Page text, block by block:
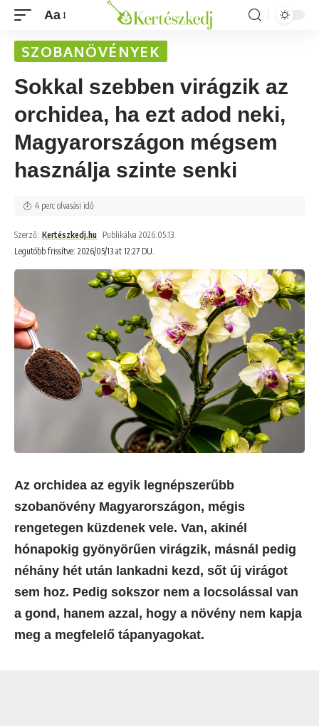
Aa
SZOBANÖVÉNYEK
Sokkal szebben virágzik az
orchidea, ha ezt adod neki,
Magyarországon mégsem
használja szinte senki
Legutóbb frissítve: 2026/05/13 at 12:27 DU.
Szerző: Kertészkedj.hu Publikálva 2026.05.13.
4 perc olvasási idő
Az orchidea az egyik legnépszerűbb
szobanövény Magyarországon, mégis
rengetegen küzdenek vele. Van, akinél
hónapokig gyönyörűen virágzik, másnál pedig
néhány hét után lankadni kezd, sőt új virágot
sem hoz. Pedig sokszor nem a locsolással van
a gond, hanem azzal, hogy a növény nem kapja
meg a megfelelő tápanyagokat.